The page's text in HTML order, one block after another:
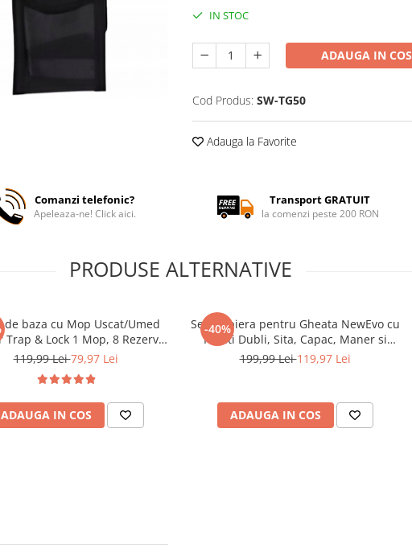
IN STOC
ADAUGA IN COS
Cod Produs: SW-TG50
Adauga la Favorite
Comanzi telefonic?
Apeleaza-ne! Click aici.
Transport GRATUIT
la comenzi peste 200 RON
PRODUSE ALTERNATIVE
de baza cu Mop Uscat/Umed
Trap & Lock 1 Mop, 8 Rezerve
+ 3 Rezerve lavete umede
119,99 Lei79,97 Lei
ADAUGA IN COS
-40%
Set Frapiera pentru Gheata NewEvo cu
Pereti Dubli, Sita, Capac, Maner si
Cleste, INOX, 1.3L, 20x14.5cm, Argintiu
199,99 Lei119,97 Lei
ADAUGA IN COS